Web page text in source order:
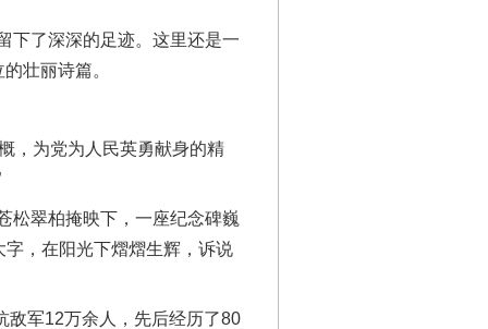
了深深的足迹。这里还是一
壮丽诗篇。
，为党为人民英勇献身的精
翠柏掩映下，一座纪念碑巍
字，在阳光下熠熠生辉，诉说
军12万余人，先后经历了80